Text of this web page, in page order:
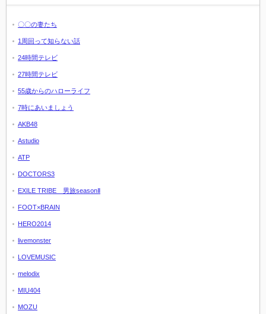
〇〇の妻たち
1周回って知らない話
24時間テレビ
27時間テレビ
55歳からのハローライフ
7時にあいましょう
AKB48
Astudio
ATP
DOCTORS3
EXILE TRIBE 男旅seasonⅡ
FOOT×BRAIN
HERO2014
livemonster
LOVEMUSIC
melodix
MIU404
MOZU